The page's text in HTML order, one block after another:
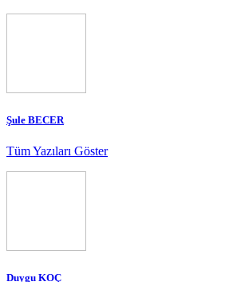
Şule BECER
Tüm Yazıları Göster
Duygu KOÇ